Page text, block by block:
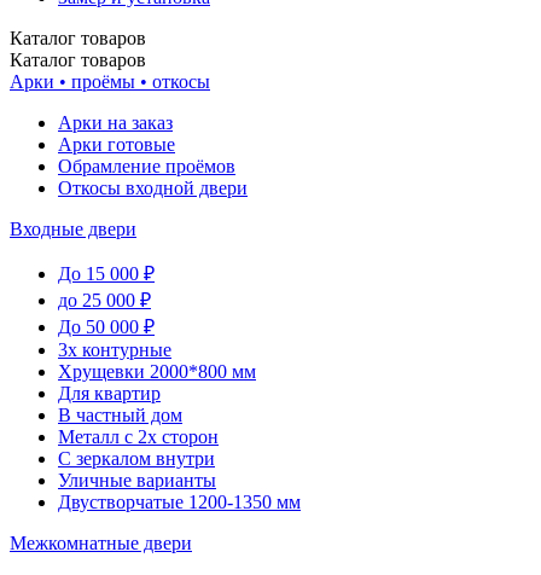
Каталог товаров
Каталог товаров
Арки • проёмы • откосы
Арки на заказ
Арки готовые
Обрамление проёмов
Откосы входной двери
Входные двери
До 15 000 ₽
до 25 000 ₽
До 50 000 ₽
3х контурные
Хрущевки 2000*800 мм
Для квартир
В частный дом
Металл с 2х сторон
С зеркалом внутри
Уличные варианты
Двустворчатые 1200-1350 мм
Межкомнатные двери